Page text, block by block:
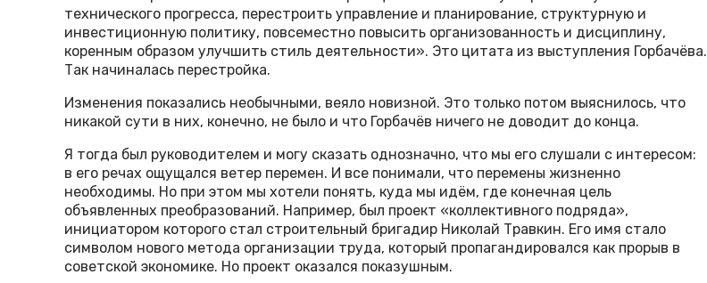
технического прогресса, перестроить управление и планирование, структурную и
инвестиционную политику, повсеместно повысить организованность и дисциплину,
коренным образом улучшить стиль деятельности». Это цитата из выступления Горбачёва.
Так начиналась перестройка.
Изменения показались необычными, веяло новизной. Это только потом выяснилось, что
никакой сути в них, конечно, не было и что Горбачёв ничего не доводит до конца.
Я тогда был руководителем и могу сказать однозначно, что мы его слушали с интересом:
в его речах ощущался ветер перемен. И все понимали, что перемены жизненно
необходимы. Но при этом мы хотели понять, куда мы идём, где конечная цель
объявленных преобразований. Например, был проект «коллективного подряда»,
инициатором которого стал строительный бригадир Николай Травкин. Его имя стало
символом нового метода организации труда, который пропагандировался как прорыв в
советской экономике. Но проект оказался показушным.